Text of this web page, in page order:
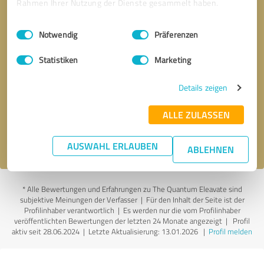
Rahmen Ihrer Nutzung der Dienste gesammelt haben.
Impressum Datenschutzbestimmungen
Einwilligungsauswahl
Notwendig Präferenzen
Statistiken Marketing
Details zeigen
ALLE ZULASSEN
AUSWAHL ERLAUBEN ABLEHNEN
Nachricht senden
Ich stimme denDatenschutzbestimmungenzu.
*Alle Bewertungen und Erfahrungen zu The Quantum Eleavate sind
subjektive Meinungen der Verfasser | Für den Inhalt der Seite ist der
Profilinhaber verantwortlich | Es werden nur die vom Profilinhaber
veröffentlichten Bewertungen der letzten 24 Monate angezeigt | Profil
aktiv seit 28.06.2024 | Letzte Aktualisierung: 13.01.2026 | Profil melden